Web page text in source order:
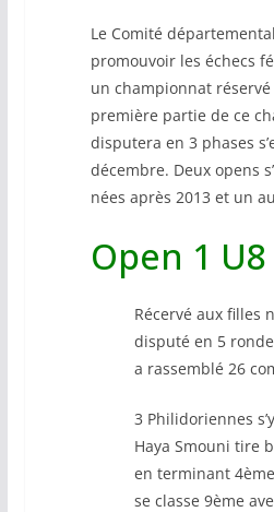
Le Comité
promouvoir les échecs
un championnat
première partie de ce
disputera en 3 phases
décembre. Deux opens
nées après 2013 et un
Open 1 U8
Récervé aux filles
disputé en 5
a rassemblé 26
3 Philidoriennes
Haya Smouni tire
en terminant
se classe 9ème